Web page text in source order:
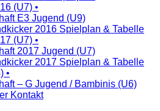
(U7) •
E3 Jugend (U9)
2016 Spielplan & Tabelle
(U7) •
2017 Jugend (U7)
2017 Spielplan & Tabelle
•
– G Jugend / Bambinis (U6)
Kontakt